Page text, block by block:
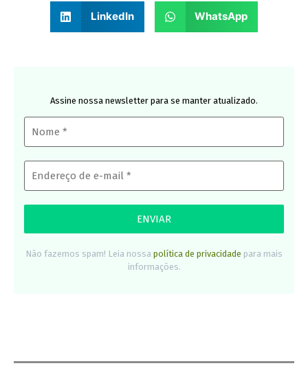
LinkedIn WhatsApp
Assine nossa newsletter para se manter atualizado.
Não fazemos spam! Leia nossa política de privacidade para mais
informações.